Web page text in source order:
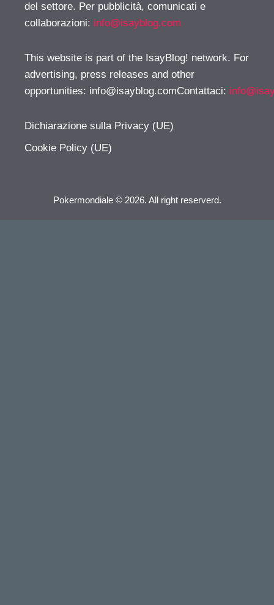
del settore. Per pubblicità, comunicati e
collaborazioni: info@isayblog.com
This website is part of the IsayBlog! network. For
advertising, press releases and other
opportunities: info@isayblog.comContattaci:
Dichiarazione sulla Privacy (UE)
Cookie Policy (UE)
Pokermondiale © 2026. All right reserverd.